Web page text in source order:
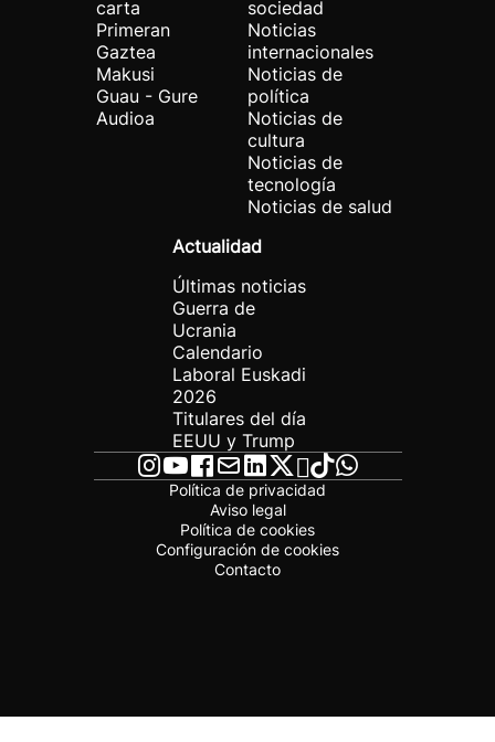
carta
Primeran
Gaztea
Makusi
Guau - Gure
Audioa
sociedad
Noticias
internacionales
Noticias de
política
Noticias de
cultura
Noticias de
tecnología
Noticias de salud
Actualidad
Últimas noticias
Guerra de
Ucrania
Calendario
Laboral Euskadi
2026
Titulares del día
EEUU y Trump
Política de privacidad
Aviso legal
Política de cookies
Configuración de cookies
Contacto